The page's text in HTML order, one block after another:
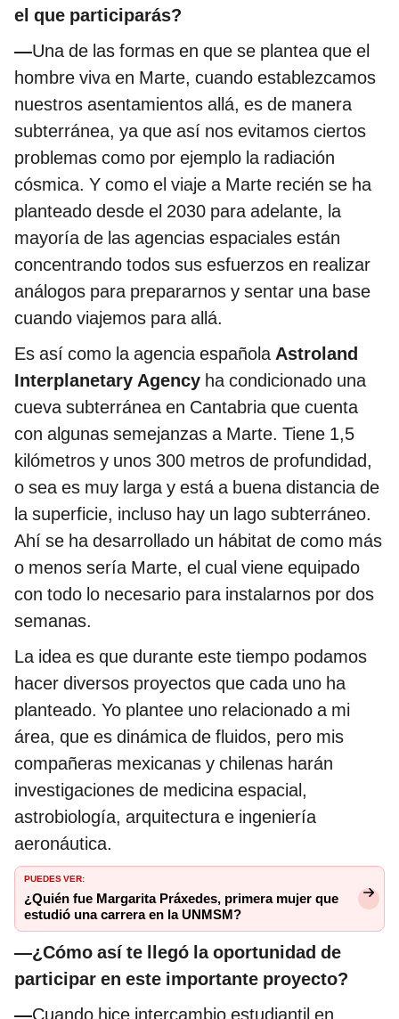
el que participarás?
—Una de las formas en que se plantea que el
hombre viva en Marte, cuando establezcamos
nuestros asentamientos allá, es de manera
subterránea, ya que así nos evitamos ciertos
problemas como por ejemplo la radiación
cósmica. Y como el viaje a Marte recién se ha
planteado desde el 2030 para adelante, la
mayoría de las agencias espaciales están
concentrando todos sus esfuerzos en realizar
análogos para prepararnos y sentar una base
cuando viajemos para allá.
Es así como la agencia españolaAstroland
Interplanetary Agency ha condicionado una
cueva subterránea en Cantabria que cuenta
con algunas semejanzas a Marte. Tiene 1,5
kilómetros y unos 300 metros de profundidad,
o sea es muy larga y está a buena distancia de
la superficie, incluso hay un lago subterráneo.
Ahí se ha desarrollado un hábitat de como más
o menos sería Marte, el cual viene equipado
con todo lo necesario para instalarnos por dos
semanas.
La idea es que durante este tiempo podamos
hacer diversos proyectos que cada uno ha
planteado. Yo plantee uno relacionado a mi
área, que es dinámica de fluidos, pero mis
compañeras mexicanas y chilenas harán
investigaciones de medicina espacial,
astrobiología, arquitectura e ingeniería
aeronáutica.
PUEDES VER:
¿Quién fue Margarita Práxedes, primera mujer que
estudió una carrera en la UNMSM?
—¿Cómo así te llegó la oportunidad de
participar en este importante proyecto?
—Cuando hice intercambio estudiantil en